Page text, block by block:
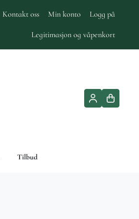
Kontakt oss Min konto Logg på
Legitimasjon og våpenkort
Tilbud